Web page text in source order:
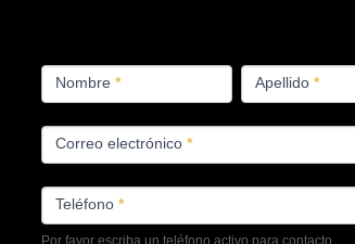
PRODUCTOS
Nombre * Apellido *
Correo electrónico *
Teléfono *
Por favor escriba un teléfono activo para contacto